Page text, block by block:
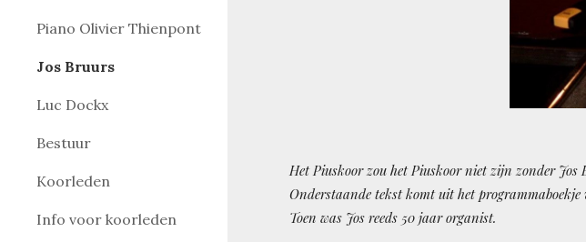
Piano Olivier Thienpont
Jos Bruurs
Luc Dockx
Bestuur
Koorleden
Info voor koorleden
Het Piuskoor zou het Piuskoor niet zijn zonder Jos
Onderstaande tekst komt uit het
Toen was Jos reeds 50 jaar organist.